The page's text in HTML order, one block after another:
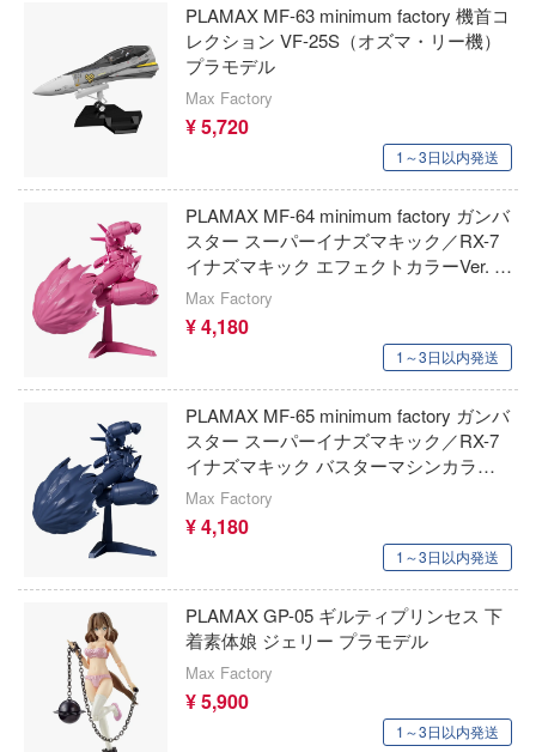
PLAMAX MF-63 minimum factory 機首コ
レクション VF-25S（オズマ・リー機）
プラモデル
Max Factory
¥ 5,720
1～3日以内発送
PLAMAX MF-64 minimum factory ガンバ
スター スーパーイナズマキック／RX-7
イナズマキック エフェクトカラーVer. プ
ラモデル
Max Factory
¥ 4,180
1～3日以内発送
PLAMAX MF-65 minimum factory ガンバ
スター スーパーイナズマキック／RX-7
イナズマキック バスターマシンカラー
Ver. プラモデル
Max Factory
¥ 4,180
1～3日以内発送
PLAMAX GP-05 ギルティプリンセス 下
着素体娘 ジェリー プラモデル
Max Factory
¥ 5,900
1～3日以内発送
古見さんは、コミュ症です。
サイレントヒルシリーズ
サクラ大戦
30 MINUTES MISSIONS (サーティ ミニ
ションズ)
サンダーバード
THE KING OF FIGHTERS
30 MINUTES FANTASY(サーティ ミニッ
サイバーパンク: エッジランナーズ
Summer Pockets
30 MINUTES SISTERS (サーティ ミニッ
ターズ)
シャーマンキング
死亡遊戯で飯を食う。
しかのこのこのここしたんたん
ウルティマラティオ(バウマン・ビーバー
レーション)
ウクライナ・コンドル(バウマン)
USCP(ウクライニアン・スケール・カー
ロダクションズ)(ビーバーコーポレーシ
ヴァストモデル(ビーバーコーポレーショ
ウエムラ塗装店
ヴェルテクス
ヴェスパモデルキット(ビーバーコーポレ
ン)
ヴェスピッドモデル(ビーバーコーポレー
VIARGIEY(ヴァイアルギー)
VISION
Vivify
尤雅(東京フィギュア)
ウィングジーキット(ビーバーコーポレー
Wolfpack Design(ビーバーコーポレーシ
lain
ヴァンゲリオン
の子供たち
ントロボ
の人間嫌い教師
友崎くん
・ザ・ブラッド
クウィッチーズ